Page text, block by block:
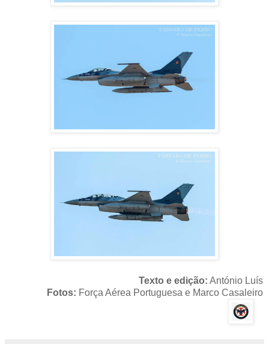
Texto e edição: António Luís
Fotos: Força Aérea Portuguesa e Marco Casaleiro